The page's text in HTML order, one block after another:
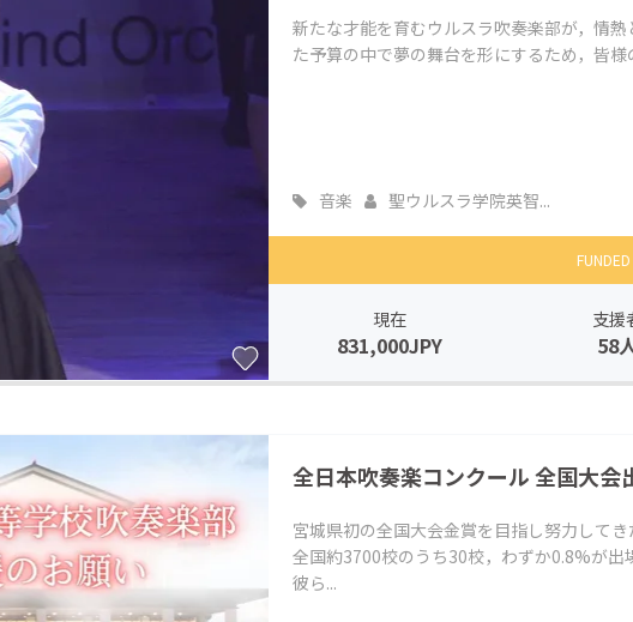
新たな才能を育むウルスラ吹奏楽部が，情
た予算の中で夢の舞台を形にするため，皆様
音楽 聖ウルスラ学院英智...
FUNDED
現在
831,000JPY
支援
58
全日本吹奏楽コンクール 全国大会
宮城県初の全国大会金賞を目指し努力して
全国約3700校のうち30校，わずか0.8%が出
彼ら...